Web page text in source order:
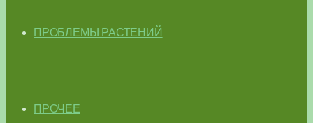
ПРОБЛЕМЫ РАСТЕНИЙ
ПРОЧЕЕ